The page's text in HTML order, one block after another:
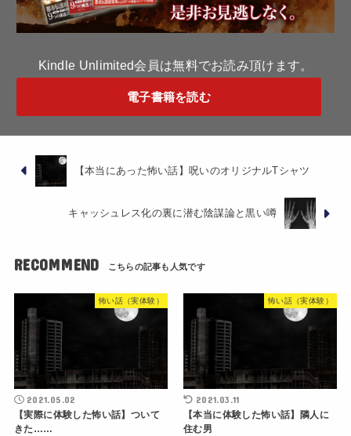
Kindle Unlimited会員は無料でお読み頂けます。
電子書籍を読む
【本当にあった怖い話】呪いのオリジナルTシャツ
キャッシュレス化の裏に潜む陰謀論と黒い噂
RECOMMEND
怖い話（実体験）
2021.05.02
【実際に体験した怖い話】ついて
きた……
怖い話（実体験）
2021.03.11
【本当に体験した怖い話】隣人に
住む男